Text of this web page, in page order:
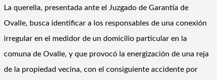
La querella, presentada ante el Juzgado de Garantía de
Ovalle, busca identificar a los responsables de una conexión
irregular en el medidor de un domicilio particular en la
comuna de Ovalle, y que provocó la energización de una reja
de la propiedad vecina, con el consiguiente accidente por